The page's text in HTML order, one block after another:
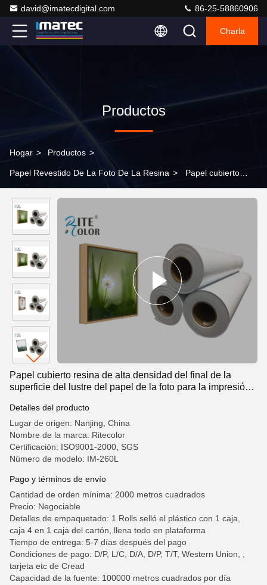
david@imatecdigital.com 86-25-58860906
Charla
Productos
Hogar > Productos >
Papel Revestido De La Foto De La Resina > Papel cubierto
papel de la foto para la impresión de la foto
Papel cubierto resina de alta densidad del final de la
superficie del lustre del papel de la foto para la impresión
Detalles del producto
Lugar de origen: Nanjing, China
Nombre de la marca: Ritecolor
Certificación: ISO9001-2000, SGS
Número de modelo: IM-260L
Pago y términos de envío
Cantidad de orden mínima: 2000 metros cuadrados
Precio: Negociable
Detalles de empaquetado: 1 Rolls selló el plástico con 1 caja,
caja 4 en 1 caja del cartón, llena todo en plataforma
Tiempo de entrega: 5-7 días después del pago
Condiciones de pago: D/P, L/C, D/A, D/P, T/T, Western Union, ,
tarjeta etc de Cread
Capacidad de la fuente: 100000 metros cuadrados por día